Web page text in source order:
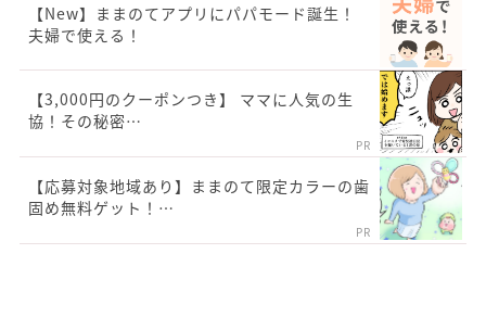
【New】ままのてアプリにパパモード誕生！
夫婦で使える！
【3,000円のクーポンつき】 ママに人気の生
協！その秘密…
PR
【応募対象地域あり】ままのて限定カラーの歯
固め無料ゲット！…
PR